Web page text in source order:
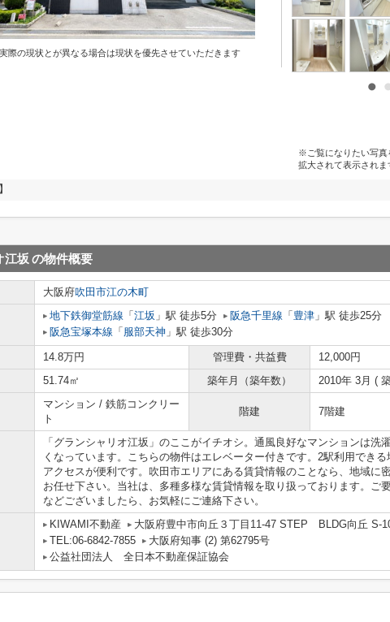
際の現状とが異なる場合は現状を優先させていただきます
※ご覧になりたい写真
拡大されて表示されま
江坂 の物件概要
大阪府吹田市江の木町
地下鉄御堂筋線 「 江坂 」駅 徒歩5分 阪急千里線 「 豊津 」駅 徒歩25分
阪急宝塚本線 「 服部天神 」駅 徒歩30分
14.8万円 管理費・共益費
12,000円
51.74㎡ 築年月（築年数） 2010年 3月 (
マンション / 鉄筋コンクリー
ト
階建 7階建
「グランシャリオ江坂」のここがイチオシ。通風良好なマンションは洗
くなっています。こちらの物件はエレベーター付きです。2駅利用できる
アクセスが便利です。吹田市エリアにある賃貸情報のことなら、地域に
お任せ下さい。当社は、多種多様な賃貸情報を取り扱っております。ご
などございましたら、お気軽にご連絡下さい。
KIWAMI不動産
大阪府豊中市向丘３丁目11-47 STEP BLDG向丘 S-
TEL:06-6842-7855
大阪府知事 (2) 第62795号
公益社団法人 全日本不動産保証協会